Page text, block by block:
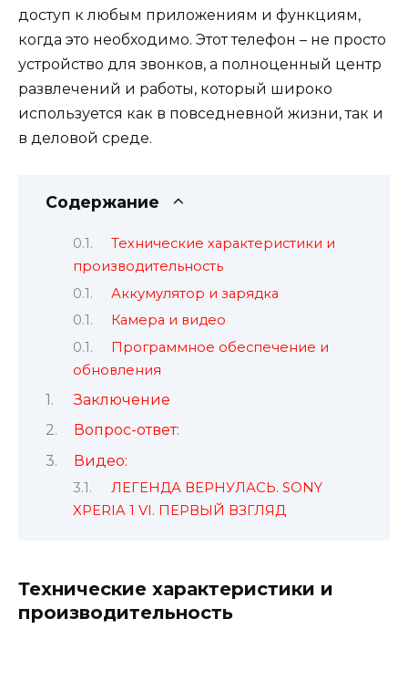
доступ к любым приложениям и функциям,
когда это необходимо. Этот телефон – не просто
устройство для звонков, а полноценный центр
развлечений и работы, который широко
используется как в повседневной жизни, так и
в деловой среде.
Содержание
Технические характеристики и
производительность
Аккумулятор и зарядка
Камера и видео
Программное обеспечение и
обновления
Заключение
Вопрос-ответ:
Видео:
ЛЕГЕНДА ВЕРНУЛАСЬ. SONY
XPERIA 1 VI. ПЕРВЫЙ ВЗГЛЯД
Технические характеристики и
производительность